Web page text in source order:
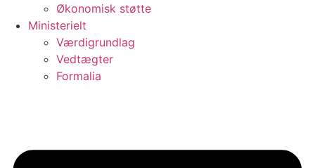
Økonomisk støtte
Ministerielt
Værdigrundlag
Vedtægter
Formalia